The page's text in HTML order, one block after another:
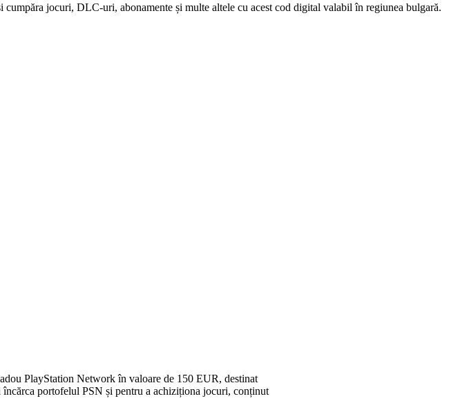
jocuri, DLC-uri, abonamente și multe altele cu acest cod digital valabil în regiunea bulgară.
PlayStation Network în valoare de 150 EUR, destinat
portofelul PSN și pentru a achiziționa jocuri, conținut